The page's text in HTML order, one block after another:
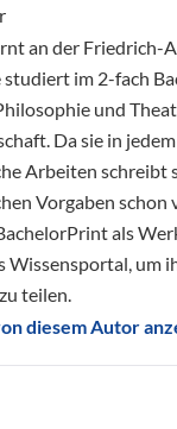
an der Friedrich-
studiert im 2-fach
und
Da sie in
Arbeiten schreibt
Vorgaben schon
als
Wissensportal, um
teilen.
diesem Autor